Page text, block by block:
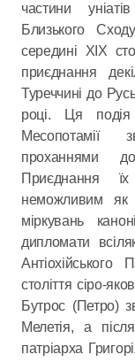
частини
Близького
середині ХІХ
приєднання
Туреччині до
році. Ця подія
Месопотамії
проханнями
Приєднання
неможливим як
міркувань
дипломати
століття сіро-
Бутрос (Петро)
Мелетія, а
патріарха